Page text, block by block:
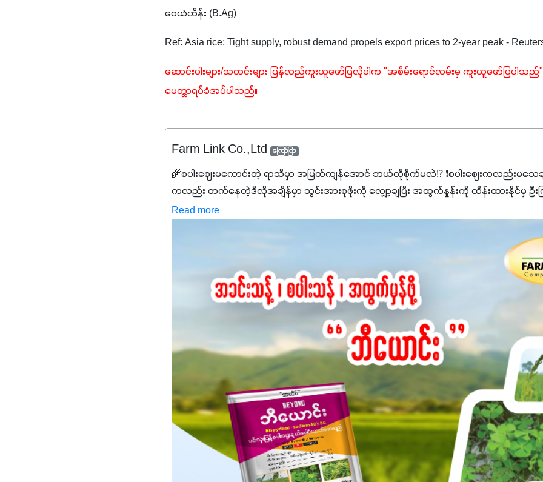
ဝေယံဟိန်း (B.Ag)
Ref: Asia rice: Tight supply, robust demand propels export prices to 2-year peak -
ဆောင်းပါးများ/သတင်းများ ပြန်လည်ကူးယူဖော်ပြလိုပါက "အစိမ်းရောင်လမ်းမှ ကူးယူဖော်ပြပါသ
မေတ္တာရပ်ခံအပ်ပါသည်။
Farm Link Co.,Ltd ကြော်ငြာ
🌾စပါးဈေးမကောင်းတဲ့ ရာသီမှာ အမြတ်ကျန်အောင် ဘယ်လိုစိုက်မလဲ⁉️ ❗စပါးဈေးကလည်းမသေ
ကလည်း တက်နေတဲ့ဒီလိုအချိန်မှာ သွင်းအားစုဖိုးကို လျှော့ချပြီး အထွက်နှုန်းကို ထိန်းထားနိုင်မှ ဦး
✔️ဒါကြောင့် ကိုယ်သုံးသမျှ ကိုယ့်အတွက်အကျိုးရစေမယ့် အရည်အသွေးစိတ်ချရတဲ့ သွင်းအားစုပစ္စ
Read more